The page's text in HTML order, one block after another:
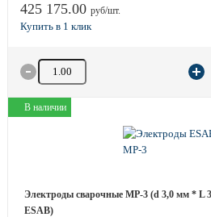
425 175.00 руб/шт.
Количество товара
В наличии
Электроды сварочные MP-3 (d 3,0 мм * L
ESAB)